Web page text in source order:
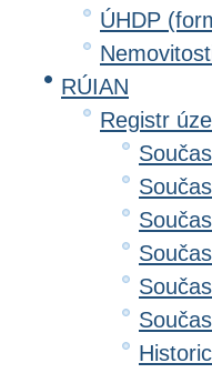
ÚHDP
RÚIAN
Registr